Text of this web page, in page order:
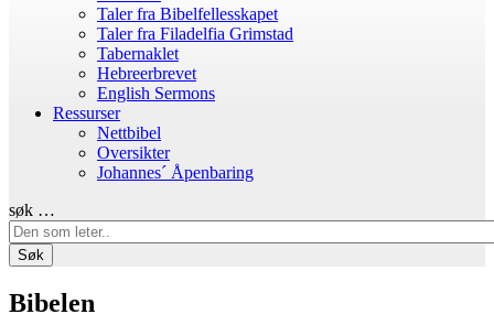
Taler fra Bibelfellesskapet
Taler fra Filadelfia Grimstad
Tabernaklet
Hebreerbrevet
English Sermons
Ressurser
Nettbibel
Oversikter
Johannes´ Åpenbaring
søk …
Søk
Bibelen